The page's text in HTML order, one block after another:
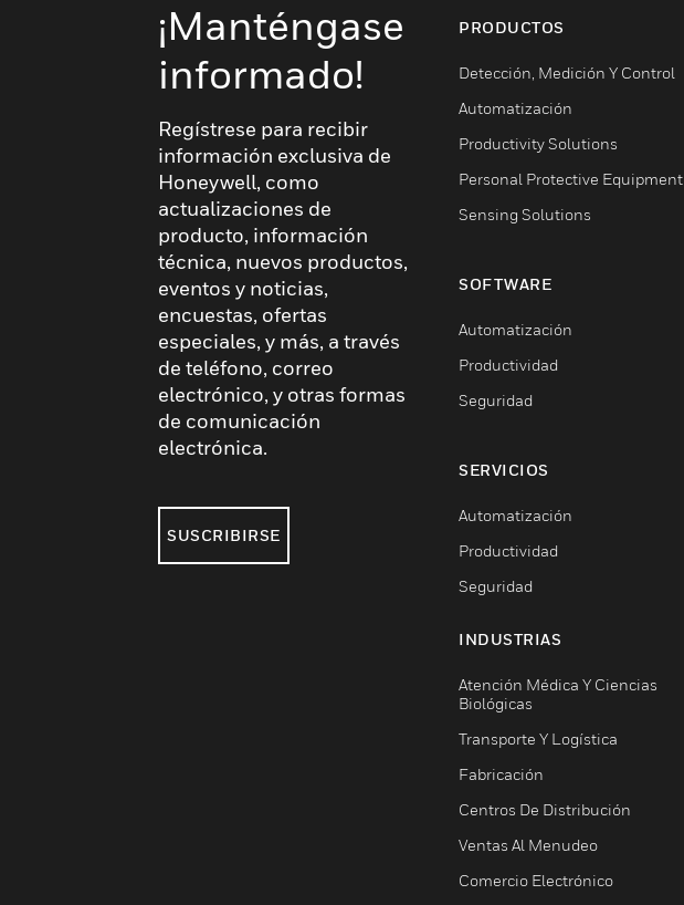
¡Manténgase
informado!
Regístrese para recibir
información exclusiva de
Honeywell, como
actualizaciones de
producto, información
técnica, nuevos productos,
eventos y noticias,
encuestas, ofertas
especiales, y más, a través
de teléfono, correo
electrónico, y otras formas
de comunicación
electrónica.
SUSCRIBIRSE
PRODUCTOS
Detección, Medición Y Control
Automatización
Productivity Solutions
Personal Protective Equipment
Sensing Solutions
SOFTWARE
Automatización
Productividad
Seguridad
SERVICIOS
Automatización
Productividad
Seguridad
INDUSTRIAS
Atención Médica Y Ciencias
Biológicas
Transporte Y Logística
Fabricación
Centros De Distribución
Ventas Al Menudeo
Comercio Electrónico